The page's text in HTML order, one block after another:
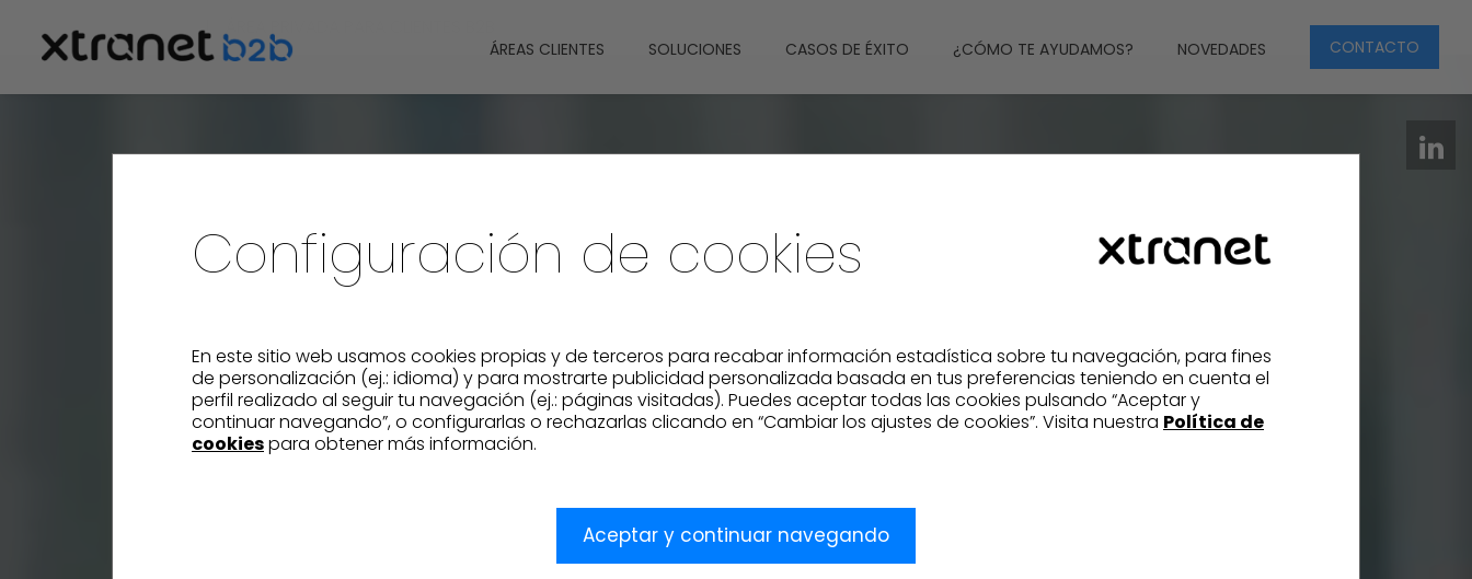
ÁREAS CLIENTES SOLUCIONES CASOS DE ÉXITO ¿CÓMO TE AYUDAMOS? NOVEDADES CONTACTO
Configuración de cookies
En este sitio web usamos cookies propias y de terceros para recabar información estadística sobre tu navegación, para fines
de personalización (ej.: idioma) y para mostrarte publicidad personalizada basada en tus preferencias teniendo en cuenta el
perfil realizado al seguir tu navegación (ej.: páginas visitadas). Puedes aceptar todas las cookies pulsando “Aceptar y
continuar navegando”, o configurarlas o rechazarlas clicando en “Cambiar los ajustes de cookies”. Visita nuestra Política de
cookiespara obtener más información.
Aceptar y continuar navegando